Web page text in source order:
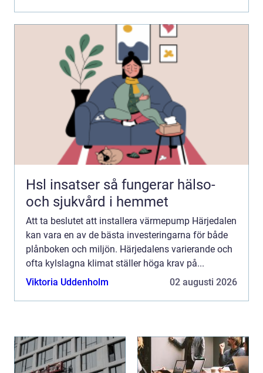
Hsl insatser så fungerar hälso-
och sjukvård i hemmet
Att ta beslutet att installera värmepump Härjedalen
kan vara en av de bästa investeringarna för både
plånboken och miljön. Härjedalens varierande och
ofta kylslagna klimat ställer höga krav på...
Viktoria Uddenholm
02 augusti 2026